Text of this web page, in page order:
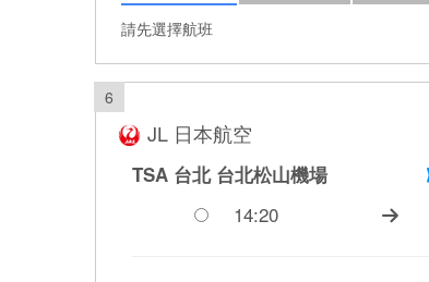
請先選擇航班
6
JL 日本航空
TSA 台北台北松山機場
14:20